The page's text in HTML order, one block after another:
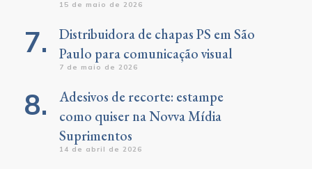
15 de maio de 2026
Distribuidora de chapas PS em São
Paulo para comunicação visual
7 de maio de 2026
Adesivos de recorte: estampe
como quiser na Novva Mídia
Suprimentos
14 de abril de 2026